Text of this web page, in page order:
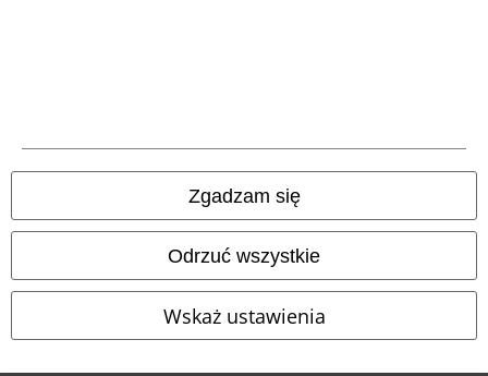
Zgadzam się
Odrzuć wszystkie
Wskaż ustawienia
© 1986-2026 E.M.P. Merchandising HGmbH
Sklepy internetowe EMP